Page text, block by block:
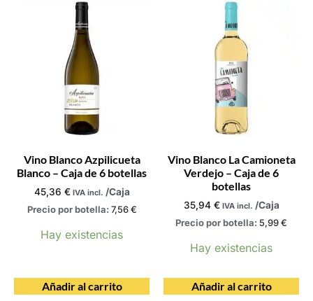
Vino Blanco Azpilicueta
Blanco – Caja de 6 botellas
45,36 € IVA incl. /Caja
Precio por botella: 7,56€
Hay existencias
Añadir al carrito
Vino Blanco La Camioneta
Verdejo – Caja de 6
botellas
35,94 € IVA incl. /Caja
Precio por botella: 5,99€
Hay existencias
Añadir al carrito